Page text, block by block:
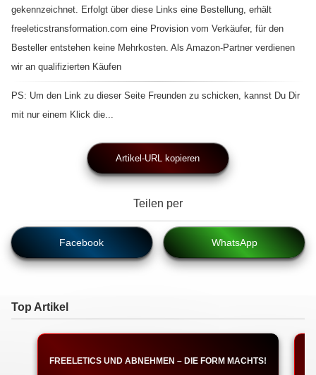
gekennzeichnet. Erfolgt über diese Links eine Bestellung, erhält
freeleticstransformation.com eine Provision vom Verkäufer, für den
Besteller entstehen keine Mehrkosten. Als Amazon-Partner verdienen
wir an qualifizierten Käufen
PS: Um den Link zu dieser Seite Freunden zu schicken, kannst Du Dir
mit nur einem Klick die...
Artikel-URL kopieren
Teilen per
Facebook WhatsApp
Top Artikel
FREELETICS UND ABNEHMEN – DIE FORM MACHTS!